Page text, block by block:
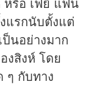
แรกนับตั้งแต่
นอย่างมาก
งสิงห์ โดย
ๆ กับทาง